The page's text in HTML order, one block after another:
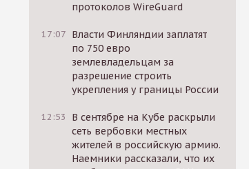
протоколов WireGuard
17:07 Власти Финляндии заплатят
по 750 евро
землевладельцам за
разрешение строить
укрепления у границы России
12:53
В сентябре на Кубе раскрыли
сеть вербовки местных
жителей в российскую армию.
Наемники рассказали, что их